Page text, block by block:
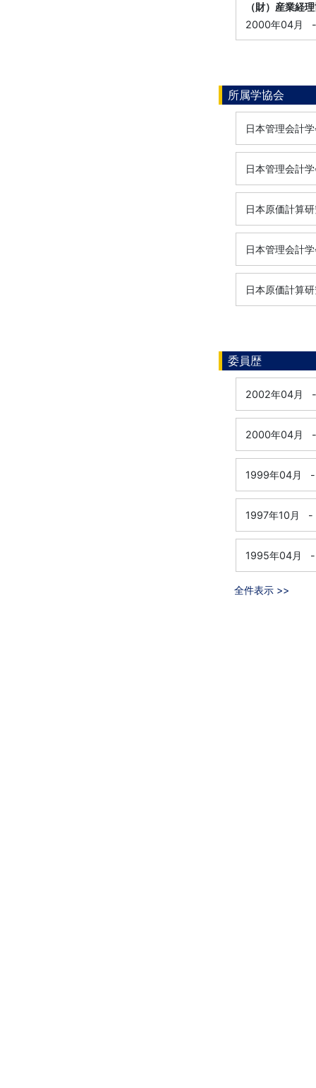
（財）産業経
2000年04月
-
所属学協会
日本管理会計
日本管理会計
日本原価計算
日本管理会計
日本原価計算
委員歴
2002年04月 -
2000年04月 -
1999年04月 -
1997年10月 -
1995年04月 -
全件表示 >>